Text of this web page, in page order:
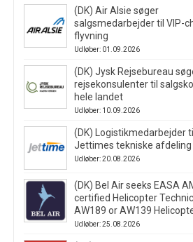
(DK) Air Alsie søger
salgsmedarbejder til VIP-
flyvning
Udløber: 01.09.2026
(DK) Jysk Rejsebureau
rejsekonsulenter til
hele landet
Udløber: 10.09.2026
(DK) Logistikmedarbejder til
Jettimes tekniske afdeling
Udløber: 20.08.2026
(DK) Bel Air seeks EASA
certified Helicopter
AW189 or AW139
Udløber: 25.08.2026